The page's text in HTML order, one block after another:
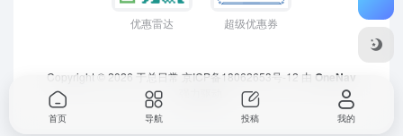
优惠雷达 超级优惠券
Copyright © 2026 于总日常 京ICP备18062653号-12 由 OneNav
首页 导航 投稿 我的